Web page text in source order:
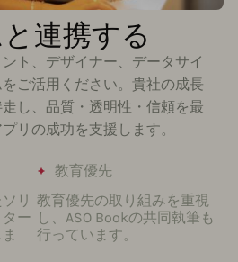
連携する
ト、デザイナー、データサイ
ご活用ください。貴社の成長
し、品質・透明性・信頼を最
リの成功を支援します。
リ
ー
教育優先
教育優先の取り組みを重視
し、ASO Bookの共同執筆も
行っています。